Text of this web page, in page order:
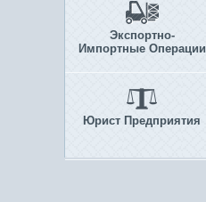
Экспортно-
Импортные Операции
Юрист Предприятия